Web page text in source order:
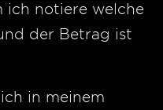
ich notiere welche
der Betrag ist
in meinem